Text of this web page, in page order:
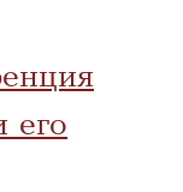
его